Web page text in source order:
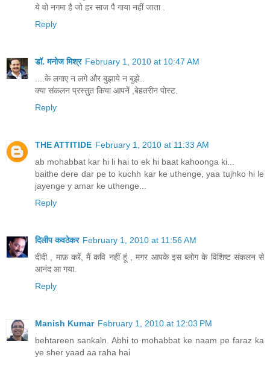
ये वो नगमा है जो हर साज पै गाया नहीं जाता .
Reply
डॉ. मनोज मिश्र February 1, 2010 at 10:47 AM
....के लगाए न लगे और बुझाये न बुझे..
क्या संकलन प्रस्तुत किया आपनें ,बेहतरीन पोस्ट.
Reply
THE ATTITIDE February 1, 2010 at 11:33 AM
ab mohabbat kar hi li hai to ek hi baat kahoonga ki...
baithe dere dar pe to kuchh kar ke uthenge, yaa tujhko hi le
jayenge y amar ke uthenge...
Reply
दिलीप कवठेकर February 1, 2010 at 11:56 AM
दीदी , माफ़ करें, मैं कवि नहीं हूं , मगर आपके इस ब्लोग के विशिष्ट संकलन से
आनंद आ गया.
Reply
Manish Kumar February 1, 2010 at 12:03 PM
behtareen sankaln. Abhi to mohabbat ke naam pe faraz ka
ye sher yaad aa raha hai